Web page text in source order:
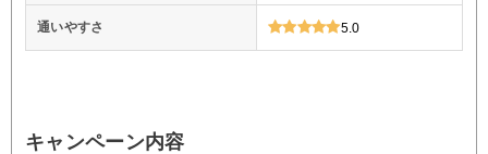
通いやすさ 5.0
キャンペーン内容